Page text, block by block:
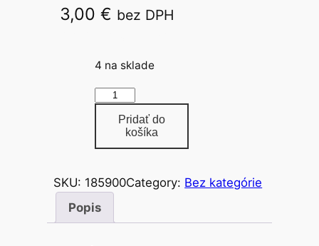
3,00€ bez DPH
4 na sklade
ž
t
v
o
Pridať do
košíka
SKU: 185900Category: Bez kategórie
Popis